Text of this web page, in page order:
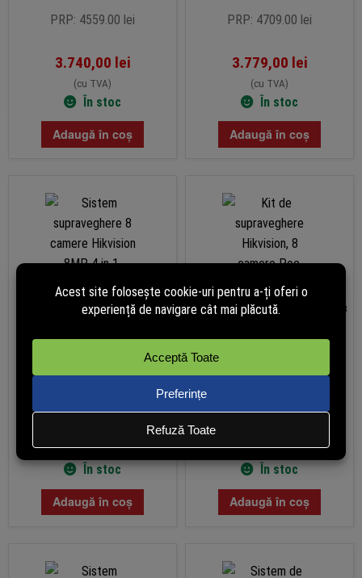
PRP: 4559.00 lei
3.740,00 lei
(cu TVA)
În stoc
Adaugă în coș
PRP: 4709.00 lei
3.779,00 lei
(cu TVA)
În stoc
Adaugă în coș
Sistem supraveghere 8 camere
60m, DVR 8 canale 4K 8MP,
(cu TVA)
În stoc
Adaugă în coș
Kit de supraveghere Hikvision, 8
Megapixeli, Lumina color 40m,
Lentila 2.8mm, DVR cu 8 canale
de 8 Megapixeli, accesorii
(cu TVA)
În stoc
Adaugă în coș